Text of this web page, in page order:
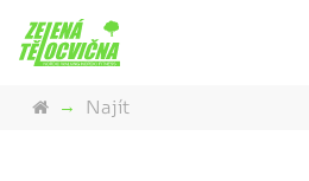
Najít